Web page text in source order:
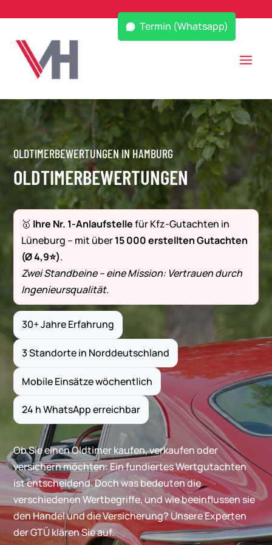
Termin (Whatsapp)
OLDTIMERBEWERTUNGEN IN HAMBURG
OLDTIMERBEWERTUNGEN
🥇 Ihre Nr. 1-Anlaufstellefür Kfz-Gutachten in
Lüneburg – mit über15 000 erstellten Gutachten
(Ø 4,9⭐).
Zwei Standbeine – eine Mission: Vertrauen durch
Ingenieursqualität.
30+ Jahre Erfahrung
3 Standorte in Norddeutschland
Mobile Einsätze wöchentlich
24 h WhatsApp erreichbar
Ob Sie einen Oldtimer kaufen, verkaufen oder
versichern möchten: Ein fundiertes Wertgutachten
ist entscheidend. Doch was bedeuten die
verschiedenen Wertbegriffe, und wie beeinflussen sie
den Handel und die Versicherung? Unsere Experten
der GTÜ klären Sie auf.